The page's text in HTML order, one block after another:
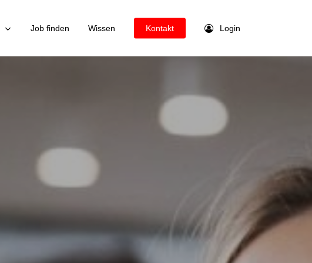
Job finden Wissen Kontakt Login